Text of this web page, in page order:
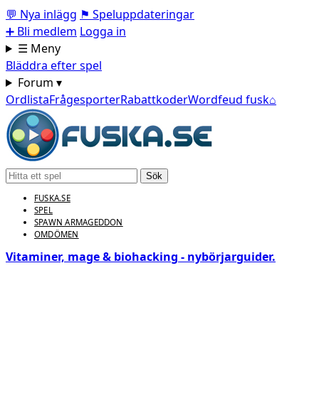
💬 Nya inlägg ⚑ Speluppdateringar
➕ Bli medlem Logga in
☰ Meny
Bläddra efter spel
Forum ▾
OrdlistaFrågesporterRabattkoderWordfeud fusk⌂
Sök
FUSKA.SE
SPEL
SPAWN ARMAGEDDON
OMDÖMEN
Vitaminer, mage & biohacking - nybörjarguider.